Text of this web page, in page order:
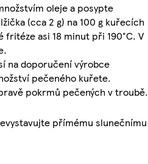
oleje a posypte
(cca 2 g) na 100 g kuřecích
asi 18 minut při 190°C. V
na doporučení výrobce
pečeného kuřete.
pokrmů pečených v troubě.
přímému slunečnímu